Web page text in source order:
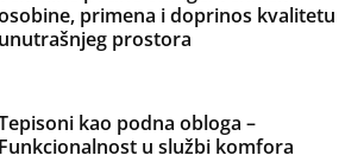
primena i doprinos kvalitetu
unutrašnjeg prostora
kao podna obloga –
Funkcionalnost u službi komfora